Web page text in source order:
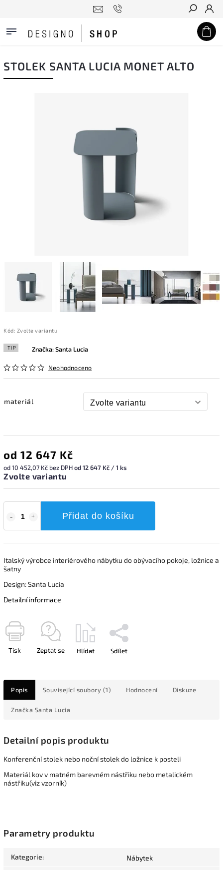
Hledat
STOLEK SANTA LUCIA MONET ALTO
Kód: Zvolte variantu
TIP
Neohodnoceno
Značka:Santa Lucia
materiál
od 12 647 Kč
od10 452,07 Kč bez DPHod 12 647 Kč / 1 ks
Zvolte variantu
Přidat do košíku
Italský výrobce interiérového nábytku do obývacího pokoje, ložnice a
šatny
Design: Santa Lucia
Detailní informace
Tisk Zeptat se Hlídat Sdílet
Popis Související soubory (1) Hodnocení Diskuze
Značka Santa Lucia
Detailní popis produktu
Konferenční stolek nebo noční stolek do ložnice k posteli
Materiál kov v matném barevném nástřiku nebo metalickém
nástřiku(viz vzorník)
Parametry produktu
Kategorie: Nábytek